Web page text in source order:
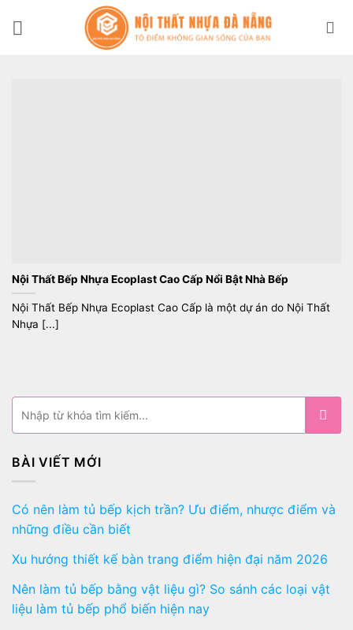
Nội Thất Bếp Nhựa Ecoplast Cao Cấp Nổi Bật Nhà Bếp
Nội Thất Bếp Nhựa Ecoplast Cao Cấp là một dự án do Nội Thất
Nhựa [...]
BÀI VIẾT MỚI
Có nên làm tủ bếp kịch trần? Ưu điểm, nhược điểm và
những điều cần biết
Xu hướng thiết kế bàn trang điểm hiện đại năm 2026
Nên làm tủ bếp bằng vật liệu gì? So sánh các loại vật
liệu làm tủ bếp phổ biến hiện nay